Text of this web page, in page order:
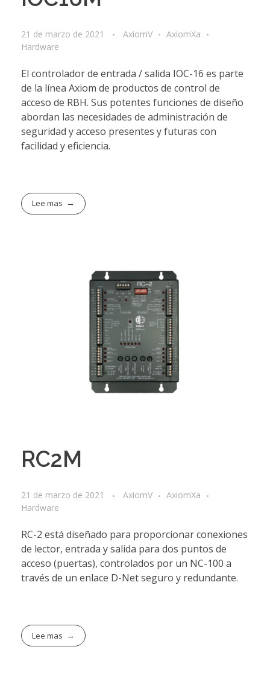
21 de marzo de 2021 AxiomV
AxiomXa
Hardware
El controlador de entrada / salida IOC-16 es parte
de la línea Axiom de productos de control de
acceso de RBH. Sus potentes funciones de diseño
abordan las necesidades de administración de
seguridad y acceso presentes y futuras con
facilidad y eficiencia.
Lee mas
RC2M
21 de marzo de 2021 AxiomV
AxiomXa
Hardware
RC-2 está diseñado para proporcionar conexiones
de lector, entrada y salida para dos puntos de
acceso (puertas), controlados por un NC-100 a
través de un enlace D-Net seguro y redundante.
Lee mas